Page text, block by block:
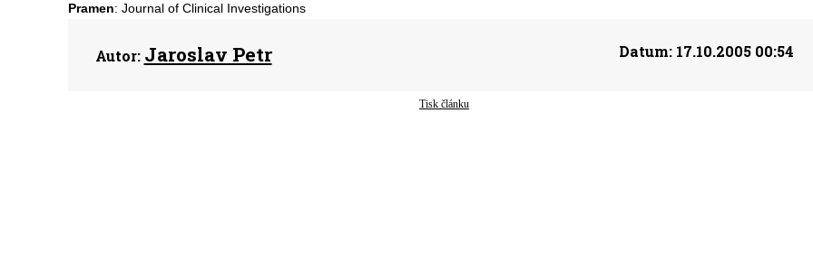
Pramen: Journal of Clinical Investigations
Autor: Jaroslav Petr Datum:17.10.2005 00:54
Tisk článku